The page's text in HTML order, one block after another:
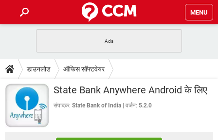
MENU
फोन पर अकाउंट बैलेंस चेक
WhatsApp Hack हो गया? Lucky Patcher यूज करें
टेक-स्पेशल
2020 के फ्री एंटीवायरस
बेस्ट फ्री ऑनलाइन गेम्स
डाउनलोड
Vidmate PUBG Mobile
WhatsRemoved+
FORUM
डाउनलोड ऑफिस सॉफ्टवेयर
State Bank Anywhere Android के लिए
संपादक: State Bank of India वर्जन: 5.2.0